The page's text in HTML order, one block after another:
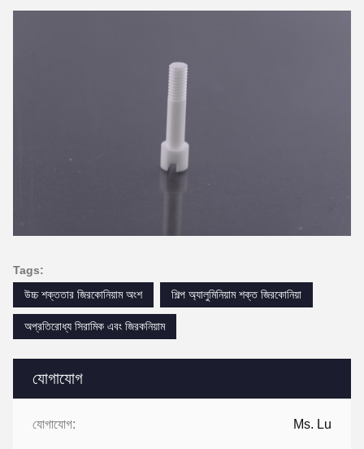
যোগাযোগ
যোগাযোগ: Ms. Lu
Tags:
উচ্চ শক্ততার জিরকোনিয়াম অংশ
শিল্প অ্যালুমিনিয়াম শক্ত জিরকোনিয়া
অপ্রতিরোধ্য সিরামিক এবং জিরকনিয়াম